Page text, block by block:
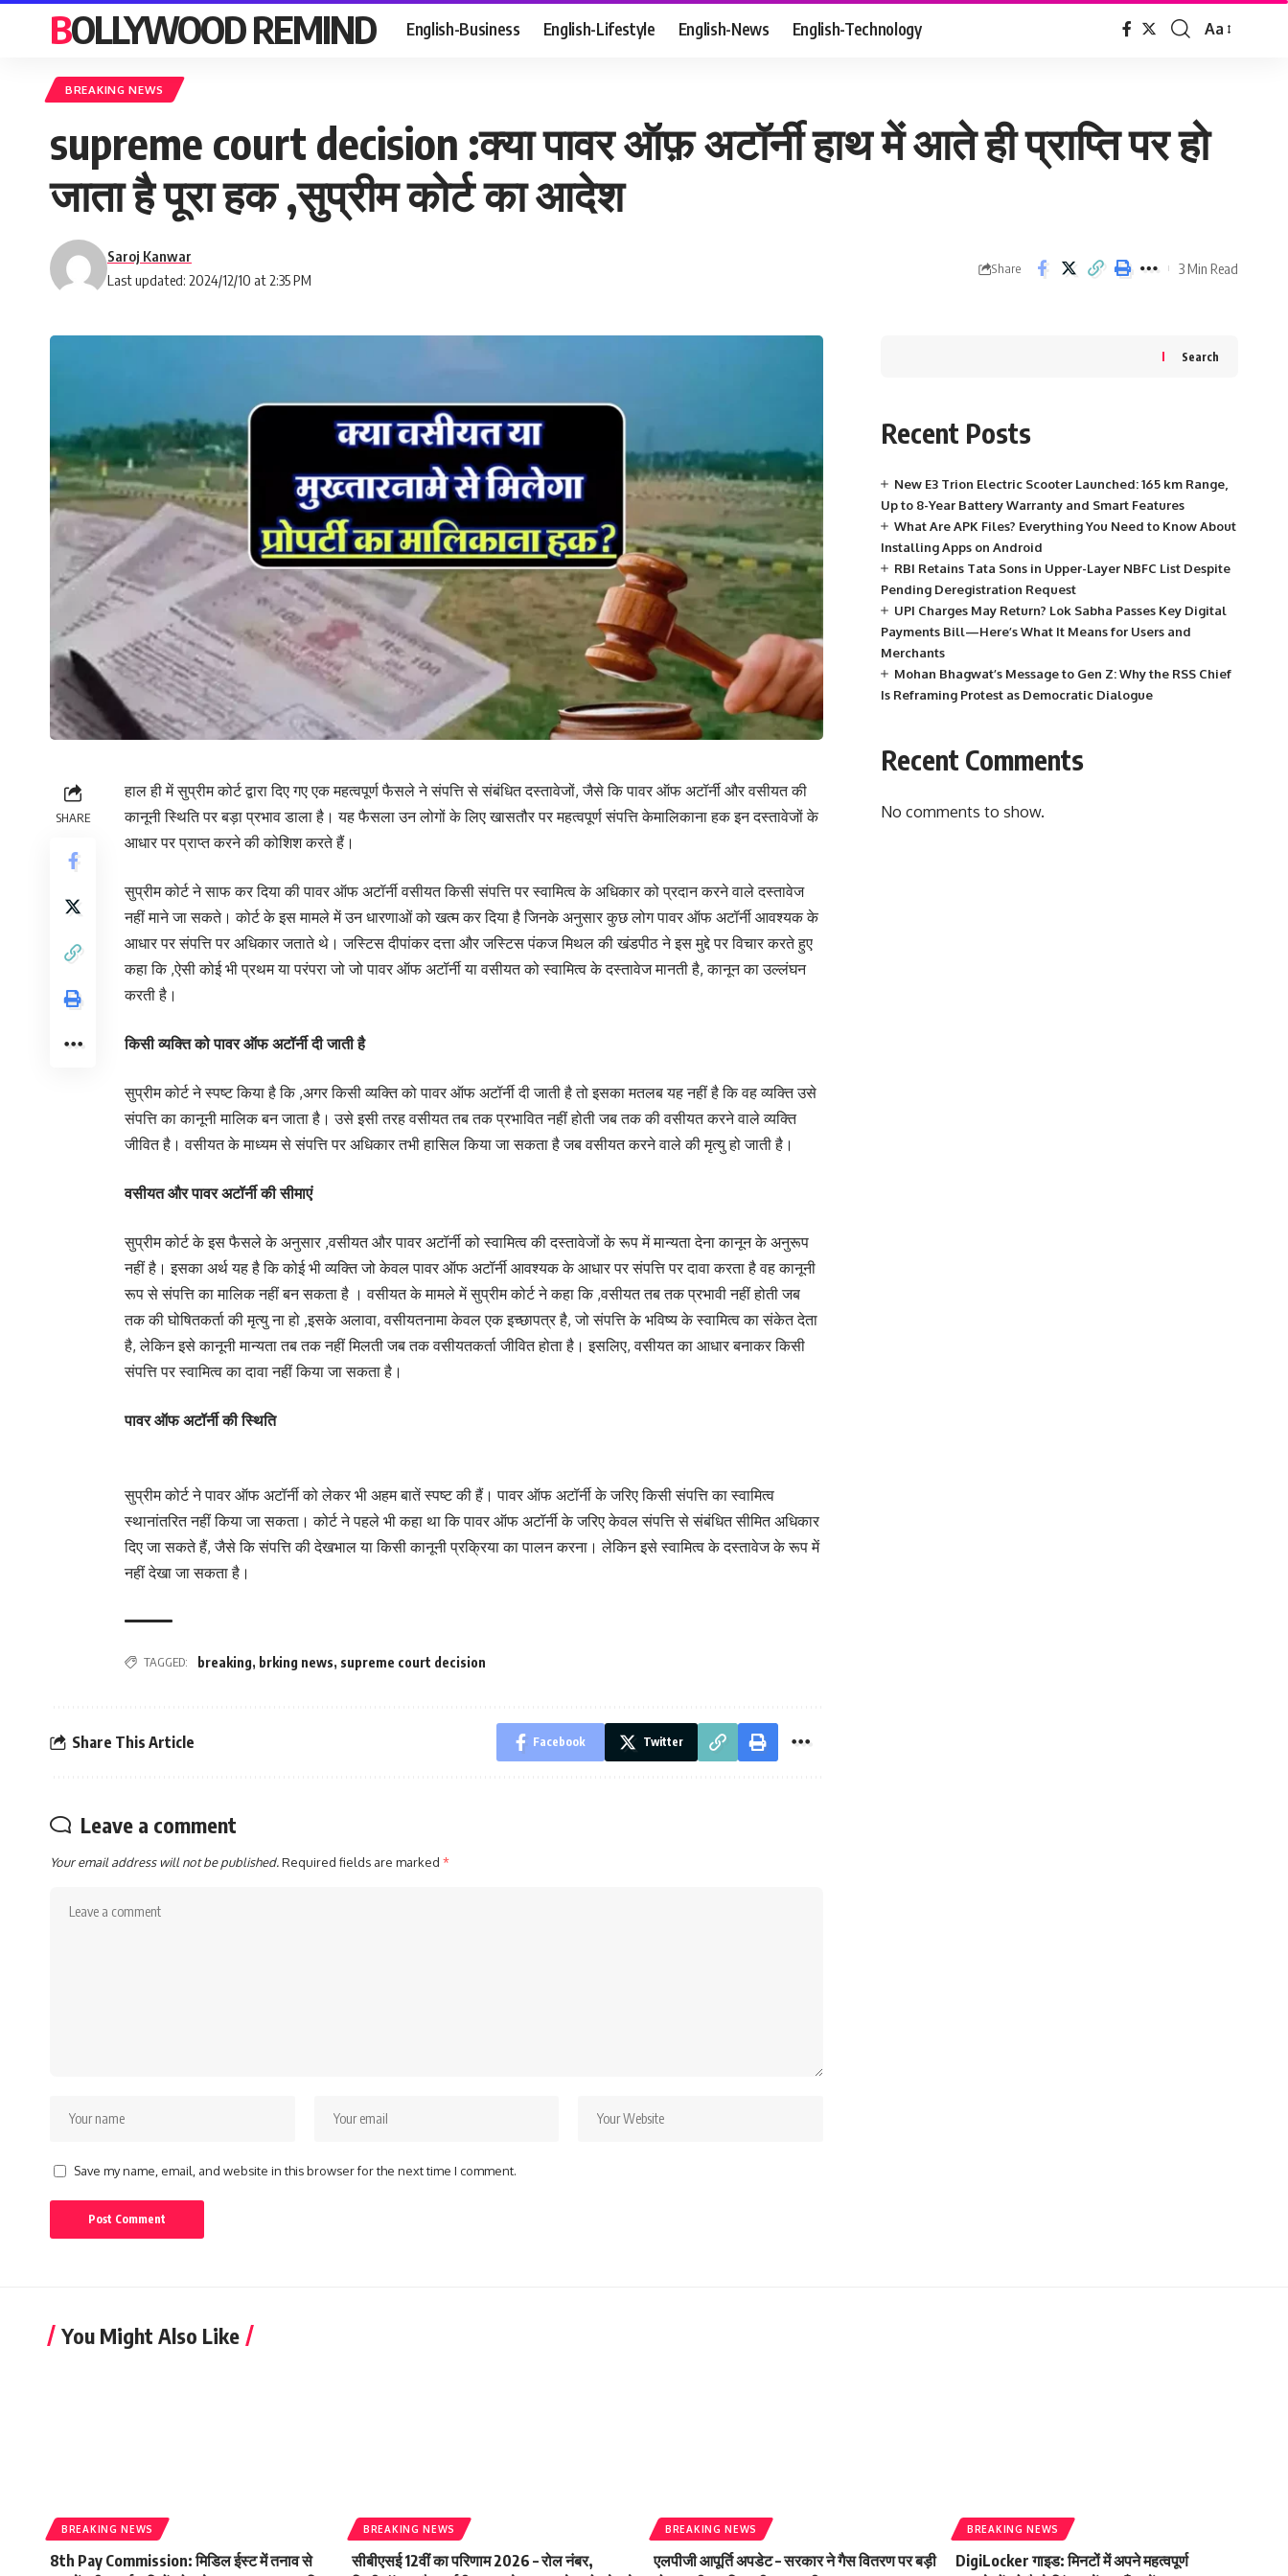
BOLLYWOOD REMIND English-Business English-Lifestyle English-News English-Technology
Font
Aa
BREAKING NEWS
supreme court decision :क्या पावर ऑफ़ अटॉर्नी हाथ में आते ही प्राप्ति पर हो
जाता है पूरा हक ,सुप्रीम कोर्ट का आदेश
Last updated: 2024/12/10 at 2:35 PM
Saroj Kanwar
Share 3 Min Read
SHARE
हाल ही में सुप्रीम कोर्ट द्वारा दिए गए एक महत्वपूर्ण फैसले ने संपत्ति से संबंधित दस्तावेजों, जैसे कि पावर ऑफ अटॉर्नी और वसीयत की
कानूनी स्थिति पर बड़ा प्रभाव डाला है। यह फैसला उन लोगों के लिए खासतौर पर महत्वपूर्ण संपत्ति केमालिकाना हक इन दस्तावेजों के
आधार पर प्राप्त करने की कोशिश करते हैं।
सुप्रीम कोर्ट ने साफ कर दिया की पावर ऑफ अटॉर्नी वसीयत किसी संपत्ति पर स्वामित्व के अधिकार को प्रदान करने वाले दस्तावेज
नहीं माने जा सकते। कोर्ट के इस मामले में उन धारणाओं को खत्म कर दिया है जिनके अनुसार कुछ लोग पावर ऑफ अटॉर्नी आवश्यक के
आधार पर संपत्ति पर अधिकार जताते थे। जस्टिस दीपांकर दत्ता और जस्टिस पंकज मिथल की खंडपीठ ने इस मुद्दे पर विचार करते हुए
कहा कि ,ऐसी कोई भी प्रथम या परंपरा जो जो पावर ऑफ अटॉर्नी या वसीयत को स्वामित्व के दस्तावेज मानती है, कानून का उल्लंघन
करती है।
किसी व्यक्ति को पावर ऑफ अटॉर्नी दी जाती है
सुप्रीम कोर्ट ने स्पष्ट किया है कि ,अगर किसी व्यक्ति को पावर ऑफ अटॉर्नी दी जाती है तो इसका मतलब यह नहीं है कि वह व्यक्ति उसे
संपत्ति का कानूनी मालिक बन जाता है। उसे इसी तरह वसीयत तब तक प्रभावित नहीं होती जब तक की वसीयत करने वाले व्यक्ति
जीवित है। वसीयत के माध्यम से संपत्ति पर अधिकार तभी हासिल किया जा सकता है जब वसीयत करने वाले की मृत्यु हो जाती है।
वसीयत और पावर अटॉर्नी की सीमाएं
सुप्रीम कोर्ट के इस फैसले के अनुसार ,वसीयत और पावर अटॉर्नी को स्वामित्व की दस्तावेजों के रूप में मान्यता देना कानून के अनुरूप
नहीं है। इसका अर्थ यह है कि कोई भी व्यक्ति जो केवल पावर ऑफ अटॉर्नी आवश्यक के आधार पर संपत्ति पर दावा करता है वह कानूनी
रूप से संपत्ति का मालिक नहीं बन सकता है । वसीयत के मामले में सुप्रीम कोर्ट ने कहा कि ,वसीयत तब तक प्रभावी नहीं होती जब
तक की घोषितकर्ता की मृत्यु ना हो ,इसके अलावा, वसीयतनामा केवल एक इच्छापत्र है, जो संपत्ति के भविष्य के स्वामित्व का संकेत देता
है, लेकिन इसे कानूनी मान्यता तब तक नहीं मिलती जब तक वसीयतकर्ता जीवित होता है। इसलिए, वसीयत का आधार बनाकर किसी
संपत्ति पर स्वामित्व का दावा नहीं किया जा सकता है।
पावर ऑफ अटॉर्नी की स्थिति
सुप्रीम कोर्ट ने पावर ऑफ अटॉर्नी को लेकर भी अहम बातें स्पष्ट की हैं। पावर ऑफ अटॉर्नी के जरिए किसी संपत्ति का स्वामित्व
स्थानांतरित नहीं किया जा सकता। कोर्ट ने पहले भी कहा था कि पावर ऑफ अटॉर्नी के जरिए केवल संपत्ति से संबंधित सीमित अधिकार
दिए जा सकते हैं, जैसे कि संपत्ति की देखभाल या किसी कानूनी प्रक्रिया का पालन करना। लेकिन इसे स्वामित्व के दस्तावेज के रूप में
नहीं देखा जा सकता है।
TAGGED: breaking, brking news, supreme court decision
Share This Article Facebook Twitter
Leave a comment
Your email address will not be published.Required fields are marked *
Save my name, email, and website in this browser for the next time I comment.
Search
Recent Posts
New E3 Trion Electric Scooter Launched: 165 km Range,
Up to 8-Year Battery Warranty and Smart Features
What Are APK Files? Everything You Need to Know About
Installing Apps on Android
RBI Retains Tata Sons in Upper-Layer NBFC List Despite
Pending Deregistration Request
UPI Charges May Return? Lok Sabha Passes Key Digital
Payments Bill—Here’s What It Means for Users and
Merchants
Mohan Bhagwat’s Message to Gen Z: Why the RSS Chief
Is Reframing Protest as Democratic Dialogue
Recent Comments
No comments to show.
You Might Also Like
BREAKING NEWS
8th Pay Commission: मिडिल ईस्ट में तनाव से
BREAKING NEWS
सीबीएसई 12वीं का परिणाम 2026 – रोल नंबर,
BREAKING NEWS
एलपीजी आपूर्ति अपडेट – सरकार ने गैस वितरण पर बड़ी
BREAKING NEWS
DigiLocker गाइड: मिनटों में अपने महत्वपूर्ण